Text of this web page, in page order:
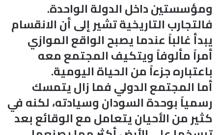
ومؤسستين داخل الدولة الواحدة.
فالتجارب التاريخية تشير إلى أن الانقسام
يبدأ غالباً عندما يصبح الواقع الموازي
أمراً مألوفاً ويتكيف المجتمع معه
باعتباره جزءاً من الحياة اليومية.
أما المجتمع الدولي فما زال يتمسك
رسمياً بوحدة السودان وسيادته، لكنه في
كثير من الأحيان يتعامل مع الوقائع بعد